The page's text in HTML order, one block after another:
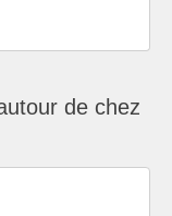
de chez